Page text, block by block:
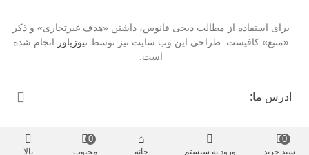
برای استفاده از مطالب دیجی فانوس، داشتن «هدف غیرتجاری» و ذکر
«منبع» کافیست. طراحی این وب سایت نیز توسط نیوزپاور انجام شده
است.
ادرس ما:
سبد خرید
0
ورود به سیستم خانه محبوب
0
بالا